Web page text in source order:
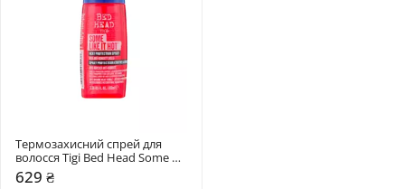
Термозахисний спрей для
волосся Tigi Bed Head Some
Like It Hot
629 ₴